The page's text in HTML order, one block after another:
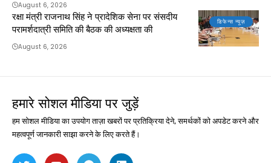
August 6, 2026
डिफेन्स न्यूज़
रक्षा मंत्री राजनाथ सिंह ने प्रादेशिक सेना पर संसदीय
परामर्शदात्री समिति की बैठक की अध्यक्षता की
August 6, 2026
हमारे सोशल मीडिया पर जुड़ें
हम सोशल मीडिया का उपयोग ताज़ा खबरों पर प्रतिक्रिया देने, समर्थकों को अपडेट करने और
महत्वपूर्ण जानकारी साझा करने के लिए करते हैं।